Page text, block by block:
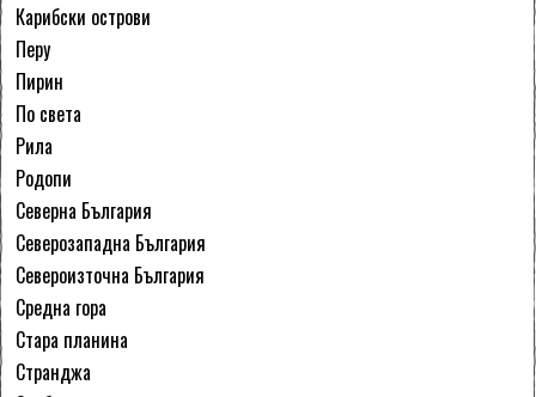
Карибски острови
Перу
Пирин
По света
Рила
Родопи
Северна България
Северозападна България
Североизточна България
Средна гора
Стара планина
Странджа